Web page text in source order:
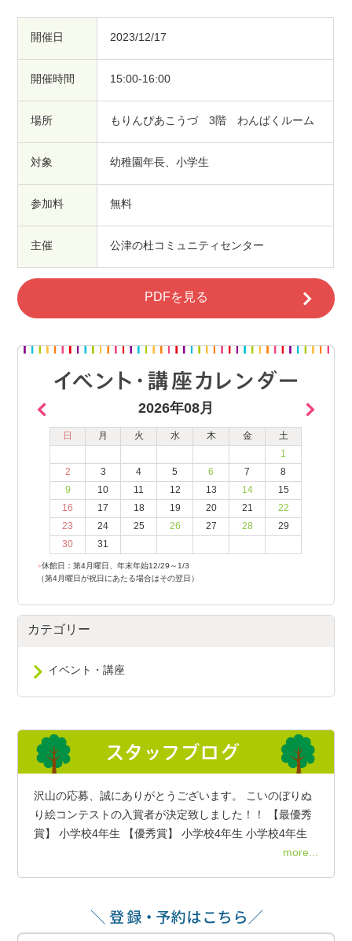
開催日 2023/12/17
開催時間 15:00-16:00
場所 もりんぴあこうづ 3階 わんぱくルーム
対象 幼稚園年長、小学生
参加料 無料
主催 公津の杜コミュニティセンター
PDFを見る
2026年08月
日 月 火 水 木 金
土
1
2
3 4 5 6 7
8
9
10 11 12 13 14
15
16
17 18 19 20 21
22
23
24 25 26 27 28
29
30
31
●休館日：第4月曜日、年末年始12/29～1/3
（第4月曜日が祝日にあたる場合はその翌日）
カテゴリー
イベント・講座
沢山の応募、誠にありがとうございます。 こいのぼりぬ
り絵コンテストの入賞者が決定致しました！！ 【最優秀
賞】 小学校4年生 【優秀賞】 小学校4年生 小学校4年生
more...